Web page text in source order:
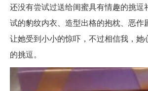
还没有尝试过送给闺蜜具有情趣的挑逗
试的豹纹内衣、造型出格的抱枕、恶作
让她受到小小的惊吓，不过相信我，她
的挑逗。